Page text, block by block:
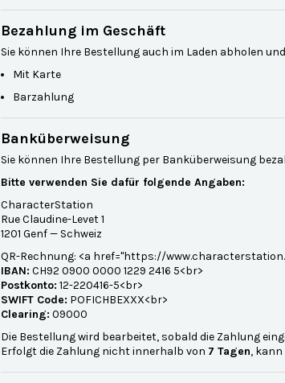
Bezahlung im Geschäft
Sie können Ihre Bestellung auch im Laden abholen
Mit Karte
Barzahlung
Banküberweisung
Sie können Ihre Bestellung per Banküberweisung
Bitte verwenden Sie dafür folgende Angaben:
CharacterStation
Rue Claudine-Levet 1
1201 Genf — Schweiz
QR-Rechnung: <a href="https://
IBAN: CH92 0900 0000 1229 2416 5<br>
Postkonto: 12-220416-5<br>
SWIFT Code: POFICHBEXXX<br>
Clearing: 09000
Die Bestellung wird bearbeitet, sobald die Zahlung
Erfolgt die Zahlung nicht innerhalb von 7 Tagen,